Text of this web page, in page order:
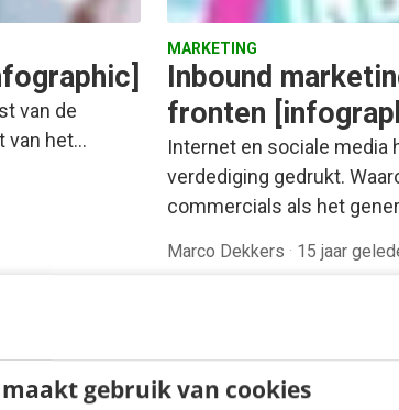
gebruik van cookies
van de
van het…
MARKETING
Inbound
fronten
Internet en sociale media
verdediging gedrukt.
commercials als het
Marco Dekkers · 15 jaar